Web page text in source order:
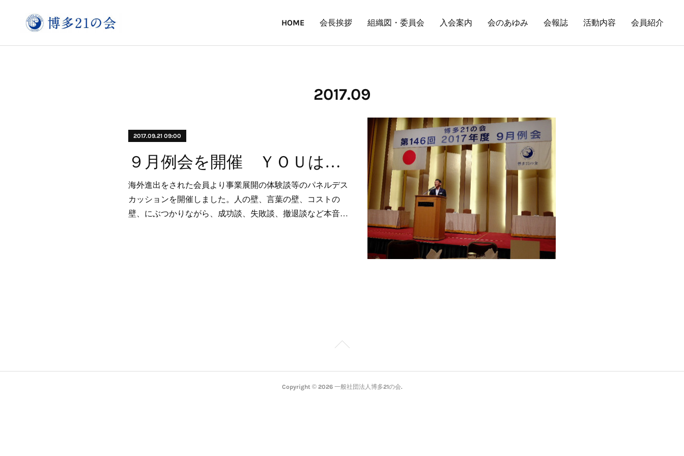
HOME 会長挨拶 組織図・委員会 入会案内 会のあゆみ 会報誌 活動内容 会員紹介
2017.09
2017.09.21 09:00
９月例会を開催 ＹＯＵは何をしに海外へ
海外進出をされた会員より事業展開の体験談等のパネルデス
カッションを開催しました。人の壁、言葉の壁、コストの
壁、にぶつかりながら、成功談、失敗談、撤退談など本音…
Copyright © 2026 一般社団法人博多21の会.